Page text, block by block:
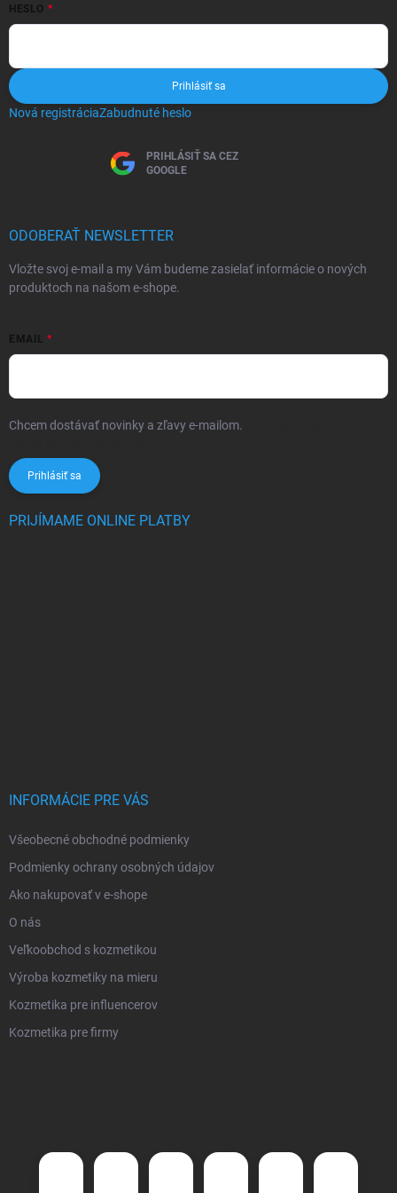
HESLO
Prihlásiť sa
Nová registráciaZabudnuté heslo
PRIHLÁSIŤ SA CEZ
GOOGLE
ODOBERAŤ NEWSLETTER
Vložte svoj e-mail a my Vám budeme zasielať informácie o nových
produktoch na našom e-shope.
EMAIL
Chcem dostávať novinky a zľavy e-mailom.
Prihlásiť sa
PRIJÍMAME ONLINE PLATBY
INFORMÁCIE PRE VÁS
Všeobecné obchodné podmienky
Podmienky ochrany osobných údajov
Ako nakupovať v e-shope
O nás
Veľkoobchod s kozmetikou
Výroba kozmetiky na mieru
Kozmetika pre influencerov
Kozmetika pre firmy